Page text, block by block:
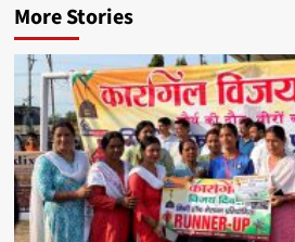
More Stories